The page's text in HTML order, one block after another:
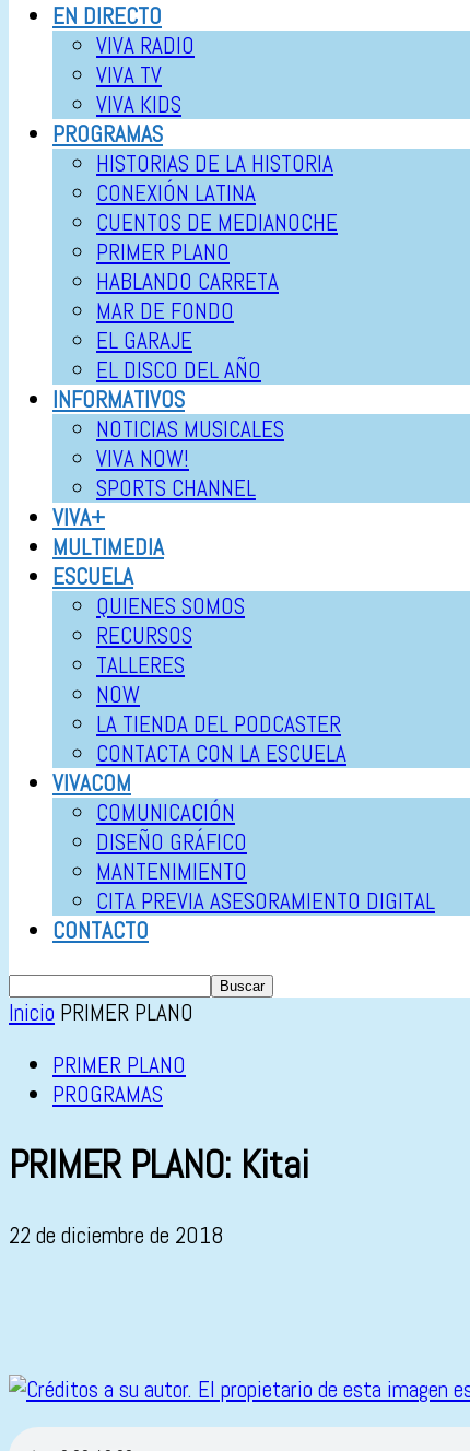
EN DIRECTO
VIVA RADIO
VIVA TV
VIVA KIDS
PROGRAMAS
HISTORIAS DE LA HISTORIA
CONEXIÓN LATINA
CUENTOS DE MEDIANOCHE
PRIMER PLANO
HABLANDO CARRETA
MAR DE FONDO
EL GARAJE
EL DISCO DEL AÑO
INFORMATIVOS
NOTICIAS MUSICALES
VIVA NOW!
SPORTS CHANNEL
VIVA+
MULTIMEDIA
ESCUELA
QUIENES SOMOS
RECURSOS
TALLERES
NOW
LA TIENDA DEL PODCASTER
CONTACTA CON LA ESCUELA
VIVACOM
COMUNICACIÓN
DISEÑO GRÁFICO
MANTENIMIENTO
CITA PREVIA ASESORAMIENTO DIGITAL
CONTACTO
Inicio PRIMER PLANO
PRIMER PLANO
PROGRAMAS
PRIMER PLANO: Kitai
22 de diciembre de 2018